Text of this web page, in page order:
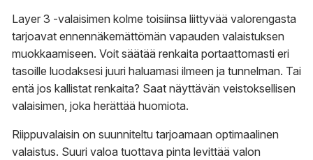
Layer 3 -valaisimen kolme toisiinsa liittyvää valorengasta
tarjoavat ennennäkemättömän vapauden valaistuksen
muokkaamiseen. Voit säätää renkaita portaattomasti eri
tasoille luodaksesi juuri haluamasi ilmeen ja tunnelman. Tai
entä jos kallistat renkaita? Saat näyttävän veistoksellisen
valaisimen, joka herättää huomiota.
Riippuvalaisin on suunniteltu tarjoamaan optimaalinen
valaistus. Suuri valoa tuottava pinta levittää valon